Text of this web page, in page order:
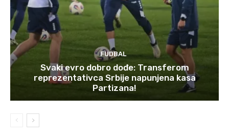
FUDBAL
Svaki evro dobro dođe: Transferom
reprezentativca Srbije napunjena kasa
Partizana!